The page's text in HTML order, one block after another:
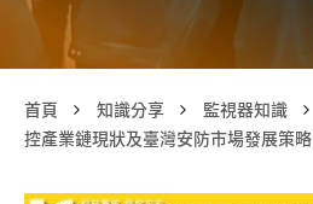
首頁 知識分享 監視器知識
控產業鏈現狀及臺灣安防市場發展策略